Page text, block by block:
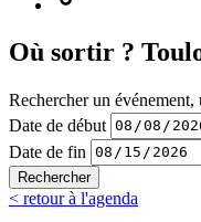
Où sortir ?
Rechercher un
Date de début
Date de fin
Rechercher
< retour à l'agenda